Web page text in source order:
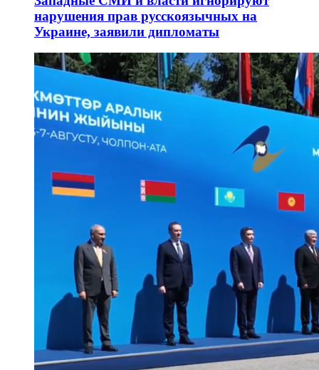
нарушения прав русскоязычных на
Украине, заявили дипломаты